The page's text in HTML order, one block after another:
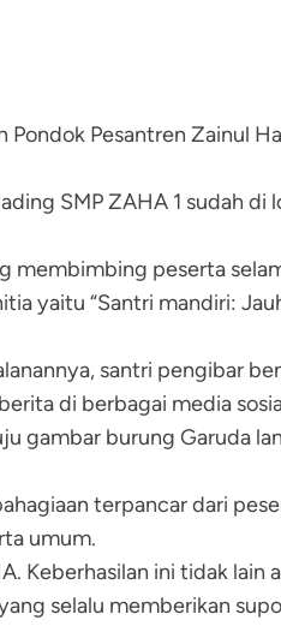
Pesantren Zainul
SMP ZAHA 1 sudah
membimbing peserta
yaitu “Santri mandiri:
santri pengibar
di berbagai media
gambar burung Garuda
terpancar dari
umum.
Keberhasilan ini tidak lain
selalu memberikan